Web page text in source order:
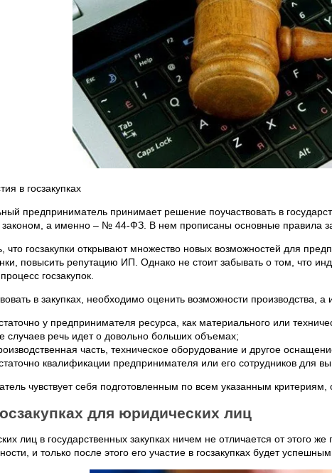
в госзакупках
предприниматель принимает решение поучаствовать в
а именно – № 44-ФЗ. В нем прописаны основные правила
что госзакупки открывают множество новых возможностей для
повысить репутацию ИП. Однако не стоит забывать о том, что
госзакупок.
в закупках, необходимо оценить возможности производства, а
у предпринимателя ресурса, как материального или
случаев речь идет о довольно больших объемах;
часть, техническое оборудование и другое
квалификации предпринимателя или его сотрудников для
чувствует себя подготовленным по всем указанным критериям,
для юридических лиц
лиц в государственных закупках ничем не отличается от этого
и только после этого его участие в госзакупках будет успешным.